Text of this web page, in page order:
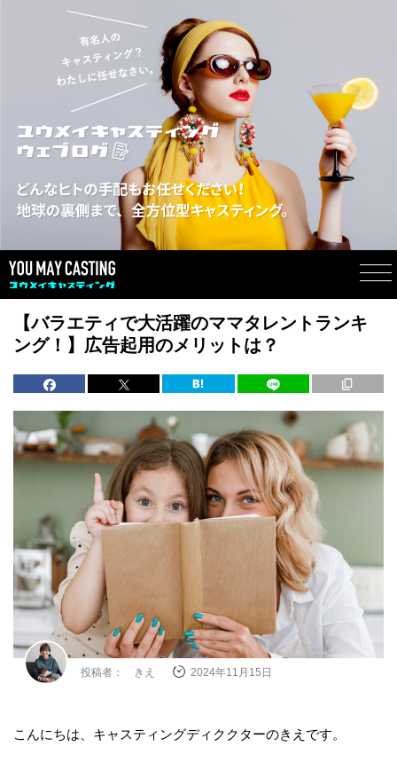
【バラエティで大活躍のママタレントランキ
ング！】広告起用のメリットは？
投稿者： きえ 2024年11月15日
こんにちは、キャスティングディククターのきえです。